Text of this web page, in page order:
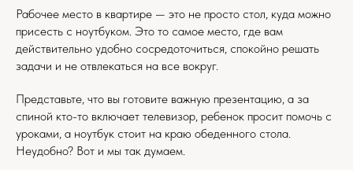
Рабочее место в квартире — это не просто стол, куда можно
присесть с ноутбуком. Это то самое место, где вам
действительно удобно сосредоточиться, спокойно решать
задачи и не отвлекаться на все вокруг.
Представьте, что вы готовите важную презентацию, а за
спиной кто-то включает телевизор, ребенок просит помочь с
уроками, а ноутбук стоит на краю обеденного стола.
Неудобно? Вот и мы так думаем.